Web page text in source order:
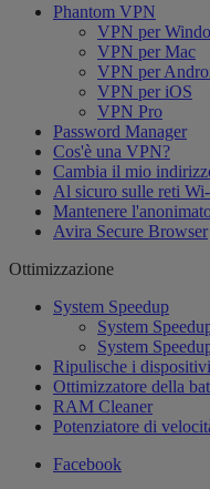
Phantom VPN
VPN per
VPN per Mac
VPN per
VPN per iOS
VPN Pro
Password Manager
Cos'è una VPN?
Cambia il mio
Al sicuro sulle reti
Mantenere
Avira Secure Browser
Ottimizzazione
System Speedup
System
System
Ripulische i dispositivi
Ottimizzatore della
RAM Cleaner
Potenziatore di
Facebook